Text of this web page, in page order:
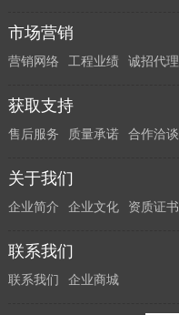
市场营销
营销网络 工程业绩 诚招代理
获取支持
售后服务 质量承诺 合作洽谈
关于我们
企业简介 企业文化 资质证书
联系我们
联系我们 企业商城